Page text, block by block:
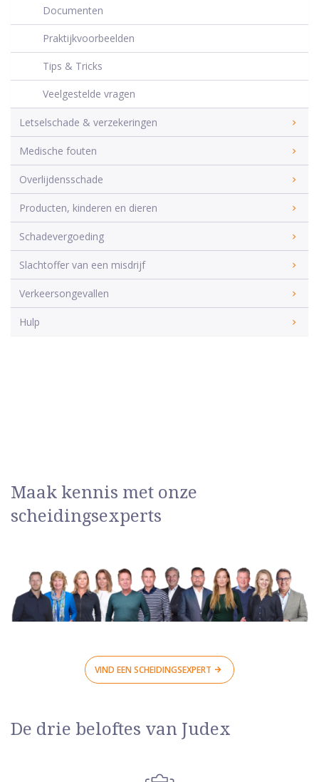
Documenten
Praktijkvoorbeelden
Tips & Tricks
Veelgestelde vragen
Letselschade & verzekeringen
Medische fouten
Overlijdensschade
Producten, kinderen en dieren
Schadevergoeding
Slachtoffer van een misdrijf
Verkeersongevallen
Hulp
Maak kennis met onze
scheidingsexperts
VIND EEN SCHEIDINGSEXPERT
De drie beloftes van Judex